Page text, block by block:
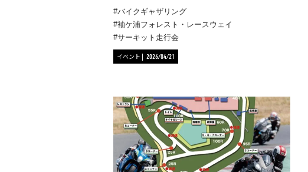
バイクギャザリング
袖ケ浦フォレスト・レースウェイ
サーキット走行会
イベント 2026/04/21